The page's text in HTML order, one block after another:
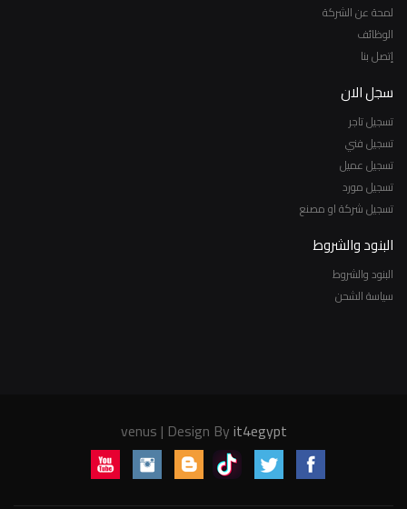
لمحة عن الشركة
الوظائف
إتصل بنا
سجل الان
تسجيل تاجر
تسجيل فني
تسجيل عميل
تسجيل مورد
تسجيل شركة او مصنع
البنود والشروط
البنود والشروط
سياسة الشحن
venus | Design Byit4egypt